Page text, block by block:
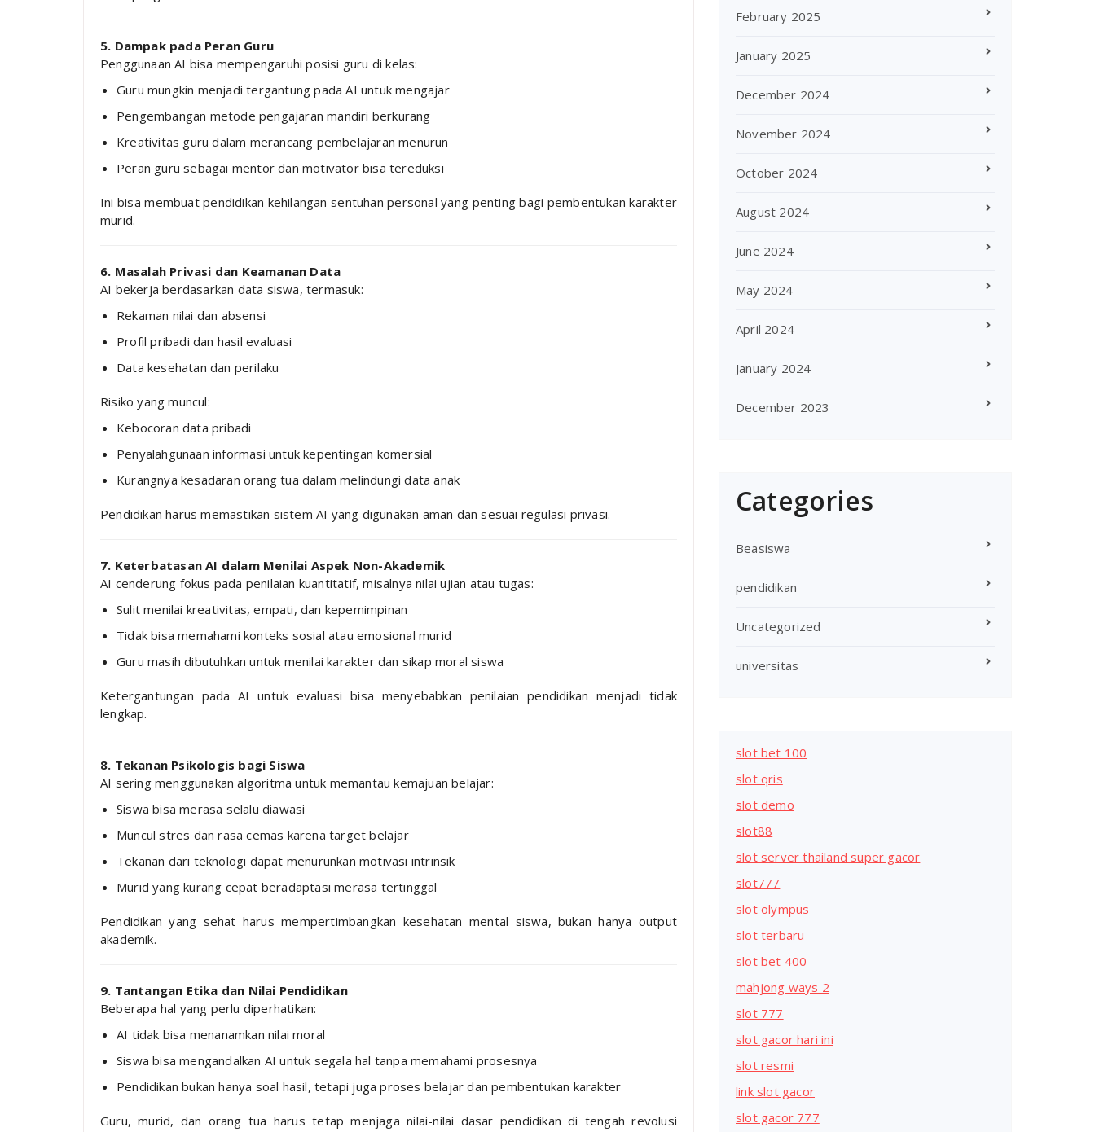
5. Dampak pada Peran Guru
Penggunaan AI bisa mempengaruhi posisi guru di kelas:
Guru mungkin menjadi tergantung pada AI untuk mengajar
Pengembangan metode pengajaran mandiri berkurang
Kreativitas guru dalam merancang pembelajaran menurun
Peran guru sebagai mentor dan motivator bisa tereduksi
Ini bisa membuat pendidikan kehilangan sentuhan personal yang penting bagi pembentukan karakter
murid.
6. Masalah Privasi dan Keamanan Data
AI bekerja berdasarkan data siswa, termasuk:
Rekaman nilai dan absensi
Profil pribadi dan hasil evaluasi
Data kesehatan dan perilaku
Risiko yang muncul:
Kebocoran data pribadi
Penyalahgunaan informasi untuk kepentingan komersial
Kurangnya kesadaran orang tua dalam melindungi data anak
Pendidikan harus memastikan sistem AI yang digunakan aman dan sesuai regulasi privasi.
7. Keterbatasan AI dalam Menilai Aspek Non-Akademik
AI cenderung fokus pada penilaian kuantitatif, misalnya nilai ujian atau tugas:
Sulit menilai kreativitas, empati, dan kepemimpinan
Tidak bisa memahami konteks sosial atau emosional murid
Guru masih dibutuhkan untuk menilai karakter dan sikap moral siswa
Ketergantungan pada AI untuk evaluasi bisa menyebabkan penilaian pendidikan menjadi tidak
lengkap.
8. Tekanan Psikologis bagi Siswa
AI sering menggunakan algoritma untuk memantau kemajuan belajar:
Siswa bisa merasa selalu diawasi
Muncul stres dan rasa cemas karena target belajar
Tekanan dari teknologi dapat menurunkan motivasi intrinsik
Murid yang kurang cepat beradaptasi merasa tertinggal
Pendidikan yang sehat harus mempertimbangkan kesehatan mental siswa, bukan hanya output
akademik.
9. Tantangan Etika dan Nilai Pendidikan
Beberapa hal yang perlu diperhatikan:
AI tidak bisa menanamkan nilai moral
Siswa bisa mengandalkan AI untuk segala hal tanpa memahami prosesnya
Pendidikan bukan hanya soal hasil, tetapi juga proses belajar dan pembentukan karakter
Guru, murid, dan orang tua harus tetap menjaga nilai-nilai dasar pendidikan di tengah revolusi
February 2025
January 2025
December 2024
November 2024
October 2024
August 2024
June 2024
May 2024
April 2024
January 2024
December 2023
Categories
Beasiswa
pendidikan
Uncategorized
universitas
slot bet 100
slot qris
slot demo
slot88
slot server thailand super gacor
slot777
slot olympus
slot terbaru
slot bet 400
mahjong ways 2
slot 777
slot gacor hari ini
slot resmi
link slot gacor
slot gacor 777